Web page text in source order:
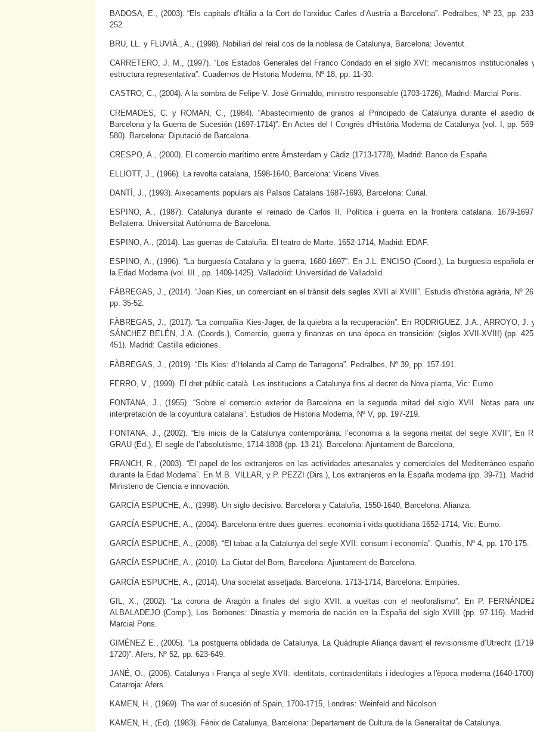
BADOSA, E., (2003). “Els capitals d’Itàlia a la Cort de l’arxiduc Carles d’Austria a Barcelona”. Pedralbes, Nº 23, pp.
252.
BRU, LL. y FLUVIÀ., A., (1998). Nobiliari del reial cos de la noblesa de Catalunya, Barcelona: Joventut.
CARRETERO, J. M., (1997). “Los Estados Generales del Franco Condado en el siglo XVI: mecanismos institucionales
estructura representativa”. Cuadernos de Historia Moderna, Nº 18, pp. 11-30.
CASTRO, C., (2004). A la sombra de Felipe V. José Grimaldo, ministro responsable (1703-1726), Madrid: Marcial Pons.
CREMADES, C. y ROMAN, C., (1984). “Abastecimiento de granos al Principado de Catalunya durante el asedio
Barcelona y la Guerra de Sucesión (1697-1714)”. En Actes del I Congrés d'Història Moderna de Catalunya (vol. I, pp.
580). Barcelona: Diputació de Barcelona.
CRESPO, A., (2000). El comercio marítimo entre Ámsterdam y Càdiz (1713-1778), Madrid: Banco de España.
ELLIOTT, J., (1966). La revolta catalana, 1598-1640, Barcelona: Vicens Vives.
DANTÍ, J., (1993). Aixecaments populars als Països Catalans 1687-1693, Barcelona: Curial.
ESPINO, A., (1987). Catalunya durante el reinado de Carlos II. Política i guerra en la frontera catalana. 1679-
Bellaterra: Universitat Autónoma de Barcelona.
ESPINO, A., (2014). Las guerras de Cataluña. El teatro de Marte. 1652-1714, Madrid: EDAF.
ESPINO, A., (1996). “La burguesía Catalana y la guerra, 1680-1697”. En J.L. ENCISO (Coord.), La burguesia española
la Edad Moderna (vol. III., pp. 1409-1425). Valladolid: Universidad de Valladolid.
FÀBREGAS, J., (2014). “Joan Kies, un comerciant en el trànsit dels segles XVII al XVIII”. Estudis d'història agrària, Nº
pp. 35-52.
FÀBREGAS, J., (2017). “La compañía Kies-Jager, de la quiebra a la recuperación”. En RODRIGUEZ, J.A., ARROYO, J.
SÁNCHEZ BELÉN, J.A. (Coords.), Comercio, guerra y finanzas en una época en transición: (siglos XVII-XVIII) (pp.
451). Madrid: Castilla ediciones.
FÀBREGAS, J., (2019). “Els Kies: d’Holanda al Camp de Tarragona”. Pedralbes, Nº 39, pp. 157-191.
FERRO, V., (1999). El dret públic català. Les institucions a Catalunya fins al decret de Nova planta, Vic: Eumo.
FONTANA, J., (1955). “Sobre el comercio exterior de Barcelona en la segunda mitad del siglo XVII. Notas para
interpretación de la coyuntura catalana”. Estudios de Historia Moderna, Nº V, pp. 197-219.
FONTANA, J., (2002). “Els inicis de la Catalunya contemporània: l’economia a la segona meitat del segle XVII”, En R.
GRAU (Ed.), El segle de l’absolutisme, 1714-1808 (pp. 13-21). Barcelona: Ajuntament de Barcelona,
FRANCH, R., (2003). “El papel de los extranjeros en las actividades artesanales y comerciales del Mediterráneo español
durante la Edad Moderna”. En M.B. VILLAR, y P. PEZZI (Dirs.), Los extranjeros en la España moderna (pp. 39-71).
Ministerio de Ciencia e innovación.
GARCÍA ESPUCHE, A., (1998). Un siglo decisivo: Barcelona y Cataluña, 1550-1640, Barcelona: Alianza.
GARCÍA ESPUCHE, A., (2004). Barcelona entre dues guerres: economia i vida quotidiana 1652-1714, Vic: Eumo.
GARCÍA ESPUCHE, A., (2008). “El tabac a la Catalunya del segle XVII: consum i economia”. Quarhis, Nº 4, pp. 170-175.
GARCÍA ESPUCHE, A., (2010). La Ciutat del Born, Barcelona: Ajuntament de Barcelona.
GARCÍA ESPUCHE, A., (2014). Una societat assetjada. Barcelona. 1713-1714, Barcelona: Empúries.
GIL, X., (2002). “La corona de Aragón a finales del siglo XVII: a vueltas con el neoforalismo”. En P.
ALBALADEJO (Comp.), Los Borbones: Dinastía y memoria de nación en la España del siglo XVIII (pp. 97-116).
Marcial Pons.
GIMÉNEZ E., (2005). “La postguerra oblidada de Catalunya. La Quàdruple Aliança davant el revisionisme d’Utrecht
1720)”. Afers, Nº 52, pp. 623-649.
JANÉ, O., (2006). Catalunya i França al segle XVII: identitats, contraidentitats i ideologies a l'època moderna (1640-1700),
Catarroja: Afers.
KAMEN, H., (1969). The war of sucesión of Spain, 1700-1715, Londres: Weinfeld and Nicolson.
KAMEN, H., (Ed). (1983). Fénix de Catalunya, Barcelona: Departament de Cultura de la Generalitat de Catalunya.